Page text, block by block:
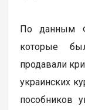
По данным
которые
продавали
украинских
пособников